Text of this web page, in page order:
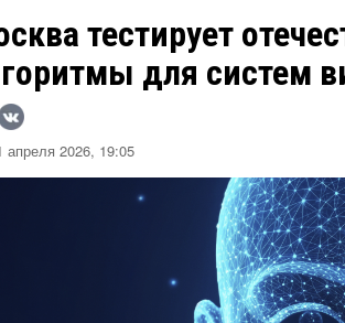
тестирует
для систем
апреля 2026, 19:05